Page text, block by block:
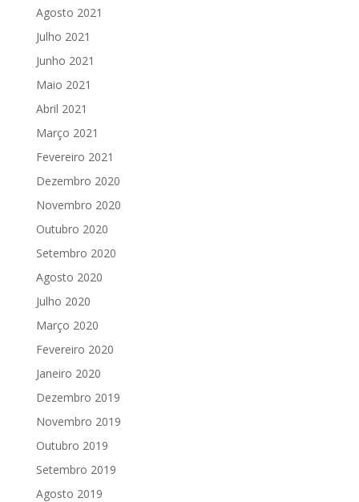
Agosto 2021
Julho 2021
Junho 2021
Maio 2021
Abril 2021
Março 2021
Fevereiro 2021
Dezembro 2020
Novembro 2020
Outubro 2020
Setembro 2020
Agosto 2020
Julho 2020
Março 2020
Fevereiro 2020
Janeiro 2020
Dezembro 2019
Novembro 2019
Outubro 2019
Setembro 2019
Agosto 2019